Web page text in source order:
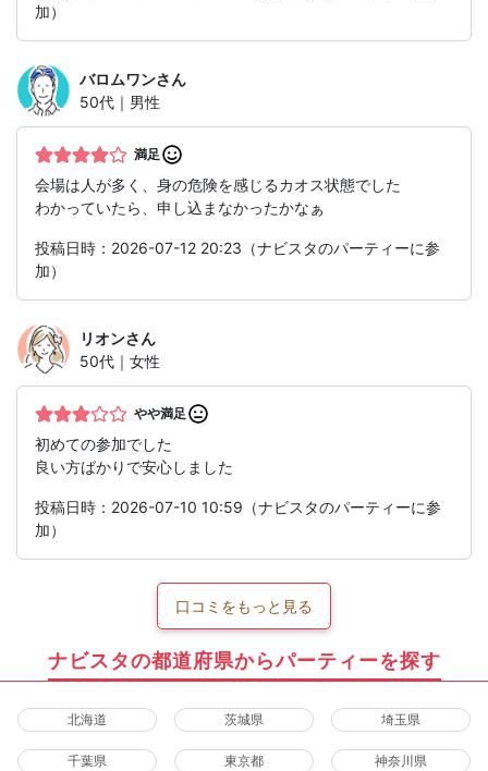
加）
バロムワンさん
50代｜男性
満足
会場は人が多く、身の危険を感じるカオス状態でした
わかっていたら、申し込まなかったかなぁ
投稿日時：2026-07-12 20:23（ナビスタのパーティーに参
加）
リオンさん
50代｜女性
やや満足
初めての参加でした
良い方ばかりで安心しました
投稿日時：2026-07-10 10:59（ナビスタのパーティーに参
加）
口コミをもっと見る
ナビスタの都道府県からパーティーを探す
北海道 茨城県 埼玉県
千葉県 東京都 神奈川県